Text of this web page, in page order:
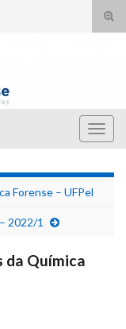
Forense – UFPel
2022/1
da Química